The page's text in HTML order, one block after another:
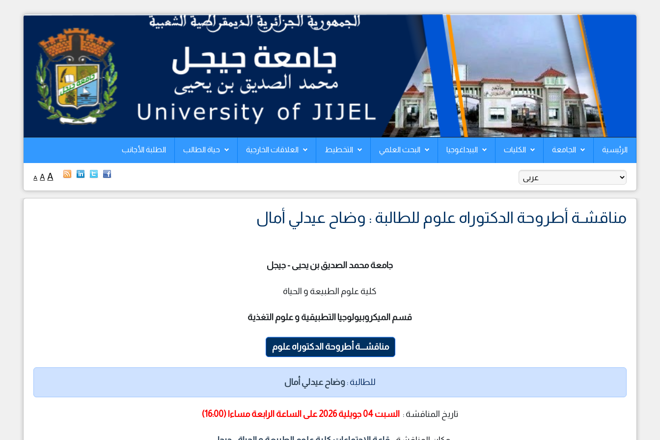
البيداغوجيا
حياة الطالب
الرئيسية الجامعة الكليات البيداغوجيا البحث العلمي التخطيط العلاقات الخارجية حياة الطالب الطلبة الأجانب
A A A
مناقشـة أطروحة الدكتوراه علوم للطالبة : وضاح عيدلي أمال
جامعة محمد الصديق بن يحيى - جيجل
كلية علوم الطبيعة و الحياة
قسم الميكروبيولوجيا التطبيقية و علوم التغذية
مناقشـــة أطروحة الدكتوراه علوم
للطالبة : وضاح عيدلي أمال
تاريخ المناقشة : السبت 04 جويلية 2026 على الساعة الرابعة مساءا (16:00)